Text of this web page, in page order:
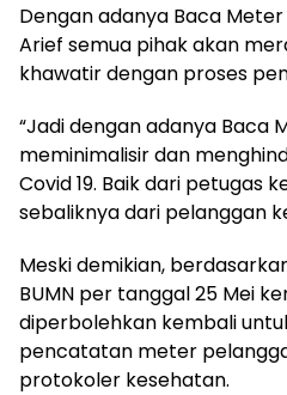
Dengan adanya Baca
Arief semua pihak akan
khawatir dengan proses
“Jadi dengan adanya Baca
meminimalisir dan
Covid 19. Baik dari petugas
sebaliknya dari pelanggan
Meski demikian,
BUMN per tanggal 25 Mei
diperbolehkan kembali
pencatatan meter
protokoler kesehatan.